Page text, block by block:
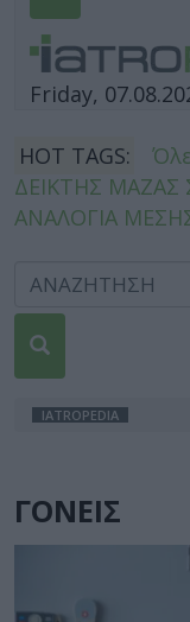
Friday,
HOT TAGS:
ΔΕΙΚΤΗΣ
ΑΝΑΛΟΓΙΑ
IATROPEDIA
ΓΟΝΕΙΣ